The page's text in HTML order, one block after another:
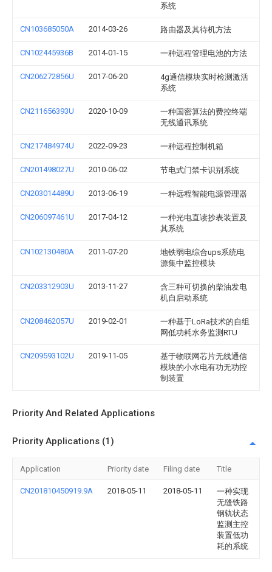
系统
CN103685050A 2014-03-26 路由器及其待机方法
CN102445936B 2014-01-15 一种远程管理电池的方法
CN206272856U 2017-06-20
4g通信模块实时检测激活
系统
CN211656393U 2020-10-09
一种国密算法的费控终端
无线通讯系统
CN217484974U 2022-09-23 一种远程控制机箱
CN201498027U 2010-06-02 节电式门禁卡识别系统
CN203014489U 2013-06-19 一种远程智能电源管理器
CN206097461U 2017-04-12
一种光电直读抄表装置及
其系统
CN102130480A 2011-07-20
地铁弱电综合ups系统电
源集中监控模块
CN203312903U 2013-11-27
含三种可切换的柴油发电
机自启动系统
CN208462057U 2019-02-01
一种基于LoRa技术的自组
网低功耗水务监测RTU
CN209593102U 2019-11-05
基于物联网芯片无线通信
模块的小水电有功无功控
制装置
Priority And Related Applications
Priority Applications (1)
Application Priority date Filing date Title
CN201810450919.9A 2018-05-11 2018-05-11
一种实现
无缝铁路
钢轨状态
监测主控
装置低功
耗的系统